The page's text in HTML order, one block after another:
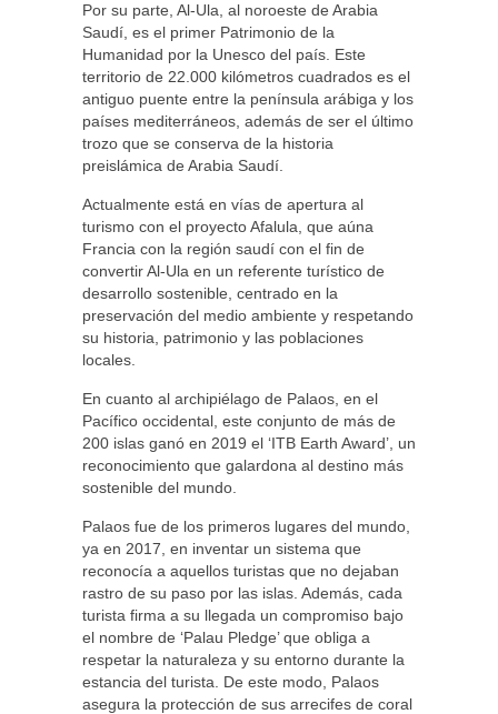
Por su parte, Al-Ula, al noroeste de Arabia
Saudí, es el primer Patrimonio de la
Humanidad por la Unesco del país. Este
territorio de 22.000 kilómetros cuadrados es el
antiguo puente entre la península arábiga y los
países mediterráneos, además de ser el último
trozo que se conserva de la historia
preislámica de Arabia Saudí.
Actualmente está en vías de apertura al
turismo con el proyecto Afalula, que aúna
Francia con la región saudí con el fin de
convertir Al-Ula en un referente turístico de
desarrollo sostenible, centrado en la
preservación del medio ambiente y respetando
su historia, patrimonio y las poblaciones
locales.
En cuanto al archipiélago de Palaos, en el
Pacífico occidental, este conjunto de más de
200 islas ganó en 2019 el ‘ITB Earth Award’, un
reconocimiento que galardona al destino más
sostenible del mundo.
Palaos fue de los primeros lugares del mundo,
ya en 2017, en inventar un sistema que
reconocía a aquellos turistas que no dejaban
rastro de su paso por las islas. Además, cada
turista firma a su llegada un compromiso bajo
el nombre de ‘Palau Pledge’ que obliga a
respetar la naturaleza y su entorno durante la
estancia del turista. De este modo, Palaos
asegura la protección de sus arrecifes de coral